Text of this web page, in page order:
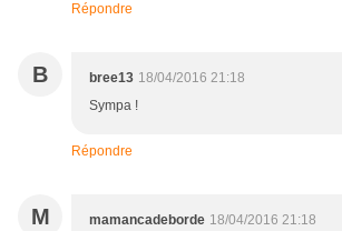
Répondre
B bree13 18/04/2016 21:18
Sympa !
Répondre
M mamancadeborde 18/04/2016 21:18